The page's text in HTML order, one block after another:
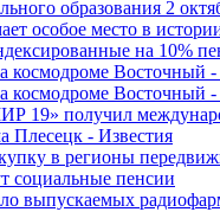
образования 2
особое место в
на 10%
космодроме Восточный
космодроме Восточный
19» получил
Плесецк - Известия
в регионы
социальные пенсии
выпускаемых